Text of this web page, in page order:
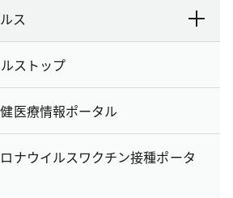
ス
ストップ
医療情報ポータル
ナウイルスワクチン接種ポータ